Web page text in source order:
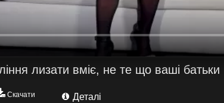
лизати вміє, не те що ваші батьки
Скачати Деталі